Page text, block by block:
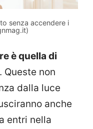
senza accendere i
è quella di
. Queste non
dalla luce
anche
entri nella